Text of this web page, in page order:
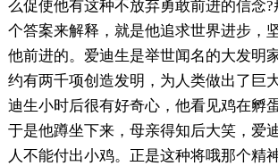
么促使他有这种不放弃勇敢前进的信念
个答案来解释，就是他追求世界进步，
他前进的。爱迪生是举世闻名的大发明
约有两千项创造发明，为人类做出了巨
迪生小时后很有好奇心，他看见鸡在孵
于是他蹲坐下来，母亲得知后大笑，爱
人不能付出小鸡。正是这种将哦那个精